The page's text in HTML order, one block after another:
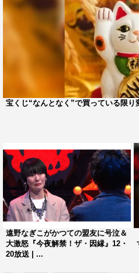
連日ネットニュースをにぎ
生まれ変わったかに見えた坂
怒号、因縁の元カレ芸人も絶
に、芸能界復帰の驚きの理由
『今夜解禁！ザ・因縁』
TBS系
宝くじ“なんとなく”で買っている限り
遠野なぎこがかつての盟友に号泣＆
大激怒『今夜解禁！ザ・因縁』12・
20放送 | ...